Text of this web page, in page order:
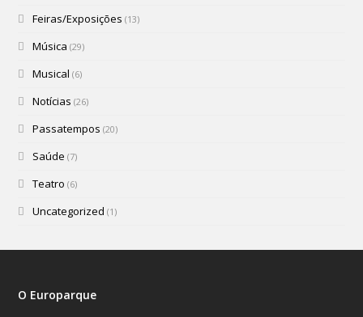
Feiras/Exposições (13)
Música (29)
Musical (6)
Notícias (26)
Passatempos (20)
Saúde (7)
Teatro (6)
Uncategorized (1)
O Europarque